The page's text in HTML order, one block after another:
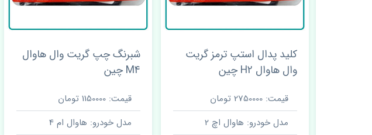
کلید پدال استپ ترمز گریت
وال هاوال H2 چین
قیمت: 2750000 تومان
مدل خودرو: هاوال اچ 2
شبرنگ چپ گریت وال هاوال
M4 چین
قیمت: 1150000 تومان
مدل خودرو: هاوال ام 4